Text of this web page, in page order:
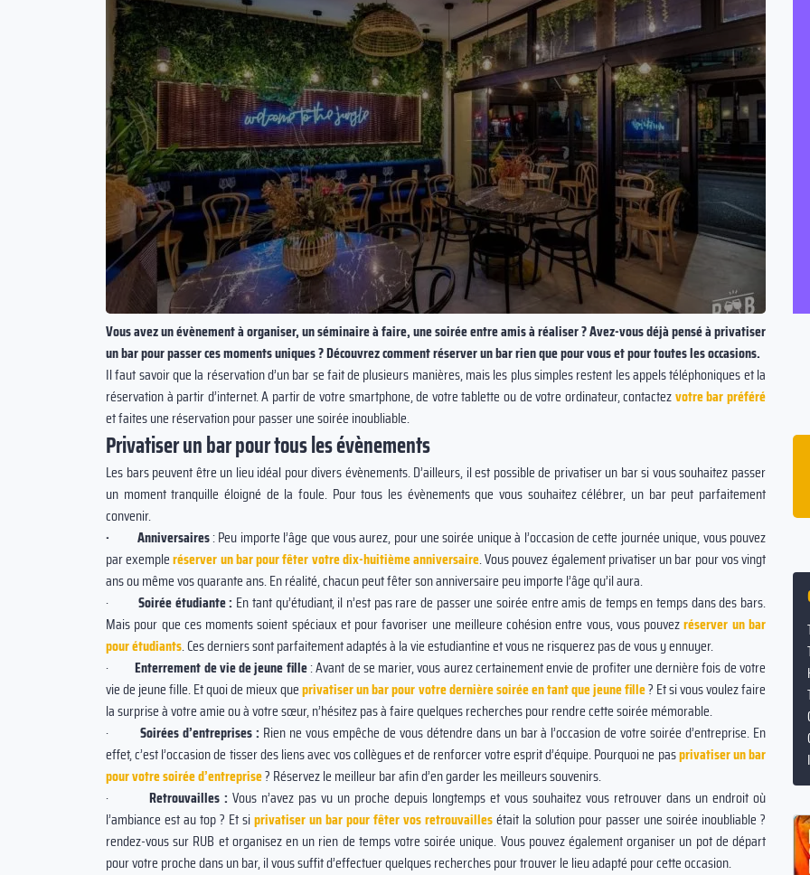
Vous avez un évènement à organiser, un séminaire à faire, une soirée entre amis à réaliser ? Avez-vous déjà pensé à privatiser
un bar pour passer ces moments uniques ? Découvrez comment réserver un bar rien que pour vous et pour toutes les occasions.
Il faut savoir que la réservation d’un bar se fait de plusieurs manières, mais les plus simples restent les appels téléphoniques et la
réservation à partir d’internet. A partir de votre smartphone, de votre tablette ou de votre ordinateur, contactezvotre bar préféré
et faites une réservation pour passer une soirée inoubliable.
Privatiser un bar pour tous les évènements
Les bars peuvent être un lieu idéal pour divers évènements. D’ailleurs, il est possible de privatiser un bar si vous souhaitez passer
un moment tranquille éloigné de la foule. Pour tous les évènements que vous souhaitez célébrer, un bar peut parfaitement
convenir.
· Anniversaires: Peu importe l’âge que vous aurez, pour une soirée unique à l’occasion de cette journée unique, vous pouvez
par exempleréserver un bar pour fêter votre dix-huitième anniversaire. Vous pouvez également privatiser un bar pour vos vingt
ans ou même vos quarante ans. En réalité, chacun peut fêter son anniversaire peu importe l’âge qu’il aura.
·Soirée étudiante : En tant qu’étudiant, il n’est pas rare de passer une soirée entre amis de temps en temps dans des bars.
Mais pour que ces moments soient spéciaux et pour favoriser une meilleure cohésion entre vous, vous pouvezréserver un bar
pour étudiants. Ces derniers sont parfaitement adaptés à la vie estudiantine et vous ne risquerez pas de vous y ennuyer.
·
Enterrement de vie de jeune fille: Avant de se marier, vous aurez certainement envie de profiter une dernière fois de votre
vie de jeune fille. Et quoi de mieux queprivatiser un bar pour votre dernière soirée en tant que jeune fille? Et si vous voulez faire
la surprise à votre amie ou à votre sœur, n’hésitez pas à faire quelques recherches pour rendre cette soirée mémorable.
·Soirées d’entreprises : Rien ne vous empêche de vous détendre dans un bar à l’occasion de votre soirée d’entreprise. En
effet, c’est l’occasion de tisser des liens avec vos collègues et de renforcer votre esprit d’équipe. Pourquoi ne pasprivatiser un bar
pour votre soirée d’entreprise? Réservez le meilleur bar afin d’en garder les meilleurs souvenirs.
· Retrouvailles : Vous n’avez pas vu un proche depuis longtemps et vous souhaitez vous retrouver dans un endroit où
l’ambiance est au top ? Et siprivatiser un bar pour fêter vos retrouvaillesétait la solution pour passer une soirée inoubliable ?
rendez-vous sur RUB et organisez en un rien de temps votre soirée unique. Vous pouvez également organiser un pot de départ
pour votre proche dans un bar, il vous suffit d’effectuer quelques recherches pour trouver le lieu adapté pour cette occasion.
La consommation d’alcool ne réchauffe
pas : au contraire, elle accentue le
refroidissement de l'organisme à moyen
terme.
16% des couples se sont rencontrés dans
un bar ou une boîte de nuit.